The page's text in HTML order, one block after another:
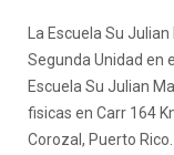
La Escuela Su
Segunda Unidad en
Escuela Su Julian
fisicas en Carr 164
Corozal, Puerto